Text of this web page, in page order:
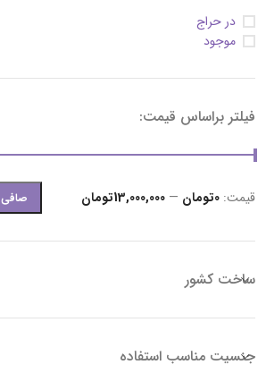
در حراج
موجود
فیلتر براساس قیمت:
صافی قيمت: 0تومان — 13,000,000تومان
ساخت کشور
جنسیت مناسب استفاده